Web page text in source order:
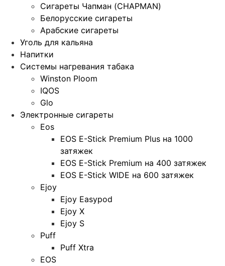
Сигареты Чапман (CHAPMAN)
Белорусские сигареты
Арабские сигареты
Уголь для кальяна
Напитки
Системы нагревания табака
Winston Ploom
IQOS
Glo
Электронные сигареты
Eos
EOS E-Stick Premium Plus на 1000
затяжек
EOS E-Stick Premium на 400 затяжек
EOS E-Stick WIDE на 600 затяжек
Ejoy
Ejoy Easypod
Ejoy X
Ejoy S
Puff
Puff Xtra
EOS